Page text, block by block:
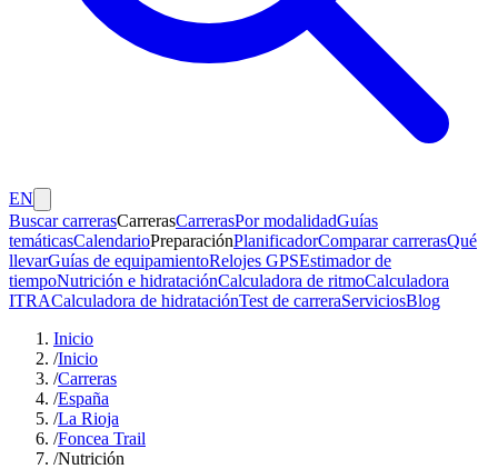
EN
Buscar carrerasCarrerasCarrerasPor modalidadGuías
temáticasCalendarioPreparaciónPlanificadorComparar carrerasQué
llevarGuías de equipamientoRelojes GPSEstimador de
tiempoNutrición e hidrataciónCalculadora de ritmoCalculadora
ITRACalculadora de hidrataciónTest de carreraServiciosBlog
Inicio
/Inicio
/Carreras
/España
/La Rioja
/Foncea Trail
/Nutrición